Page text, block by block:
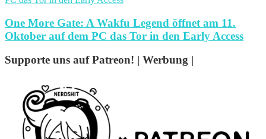
One More Gate: A Wakfu Legend öffnet am 11.
Oktober auf dem PC das Tor in den Early Access
Supporte uns auf Patreon! | Werbung |